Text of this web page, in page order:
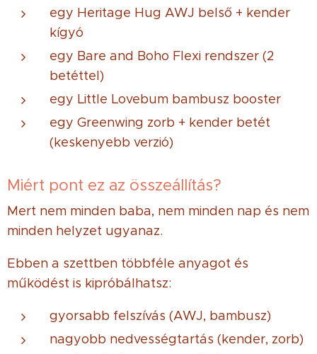
egy Heritage Hug AWJ belső + kender
kígyó
egy Bare and Boho Flexi rendszer (2
betéttel)
egy Little Lovebum bambusz booster
egy Greenwing zorb + kender betét
(keskenyebb verzió)
Miért pont ez az összeállítás?
Mert nem minden baba, nem minden nap és nem
minden helyzet ugyanaz.
Ebben a szettben többféle anyagot és
működést is kipróbálhatsz:
gyorsabb felszívás (AWJ, bambusz)
nagyobb nedvességtartás (kender, zorb)